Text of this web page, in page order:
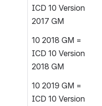
ICD 10 Version
2017 GM
10 2018 GM =
ICD 10 Version
2018 GM
10 2019 GM =
ICD 10 Version